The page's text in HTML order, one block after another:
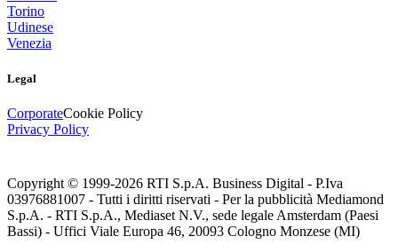
Torino
Udinese
Venezia
Legal
CorporateCookie Policy
Privacy Policy
Copyright © 1999-2026 RTI S.p.A. Business Digital - P.Iva
03976881007 - Tutti i diritti riservati - Per la pubblicità Mediamond
S.p.A. - RTI S.p.A., Mediaset N.V., sede legale Amsterdam (Paesi
Bassi) - Uffici Viale Europa 46, 20093 Cologno Monzese (MI)